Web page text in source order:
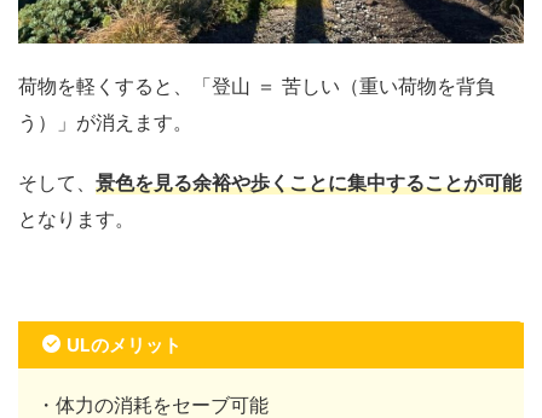
荷物を軽くすると、「登山 ＝ 苦しい（重い荷物を背負
う）」が消えます。
そして、 景色を見る余裕や歩くことに集中することが可能
となります。
ULのメリット
・体力の消耗をセーブ可能